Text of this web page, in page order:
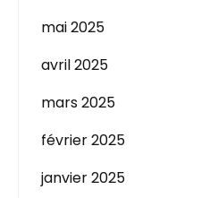
mai 2025
avril 2025
mars 2025
février 2025
janvier 2025